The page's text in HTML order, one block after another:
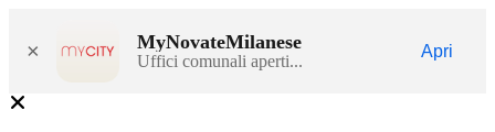
× MyNovateMilanese
Uffici comunali aperti...
Apri